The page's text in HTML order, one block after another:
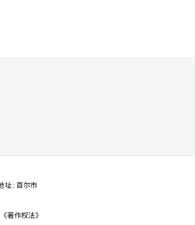
址 : 首尔市
著作权法》